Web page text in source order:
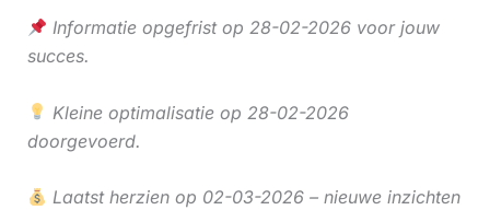
Informatie opgefrist op 28-02-2026 voor jouw
succes.
Kleine optimalisatie op 28-02-2026
doorgevoerd.
Laatst herzien op 02-03-2026 – nieuwe inzichten